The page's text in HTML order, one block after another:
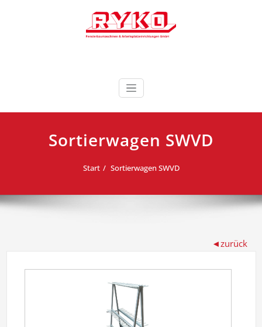
RYKO Deutschland
GmbH
Sortierwagen SWVD
Start Sortierwagen SWVD